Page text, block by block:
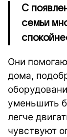
С
семьи
Они
дома,
уменьшить
легче
чувствуют